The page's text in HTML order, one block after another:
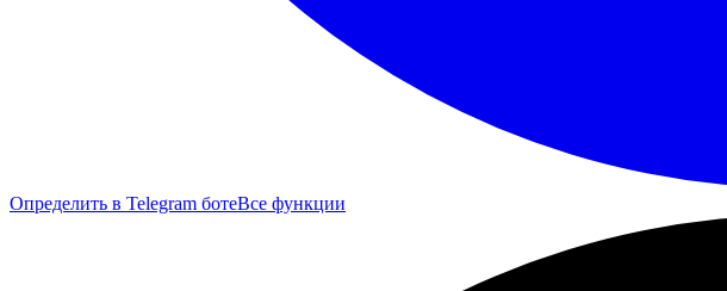
Определить в Telegram ботеВсе функции